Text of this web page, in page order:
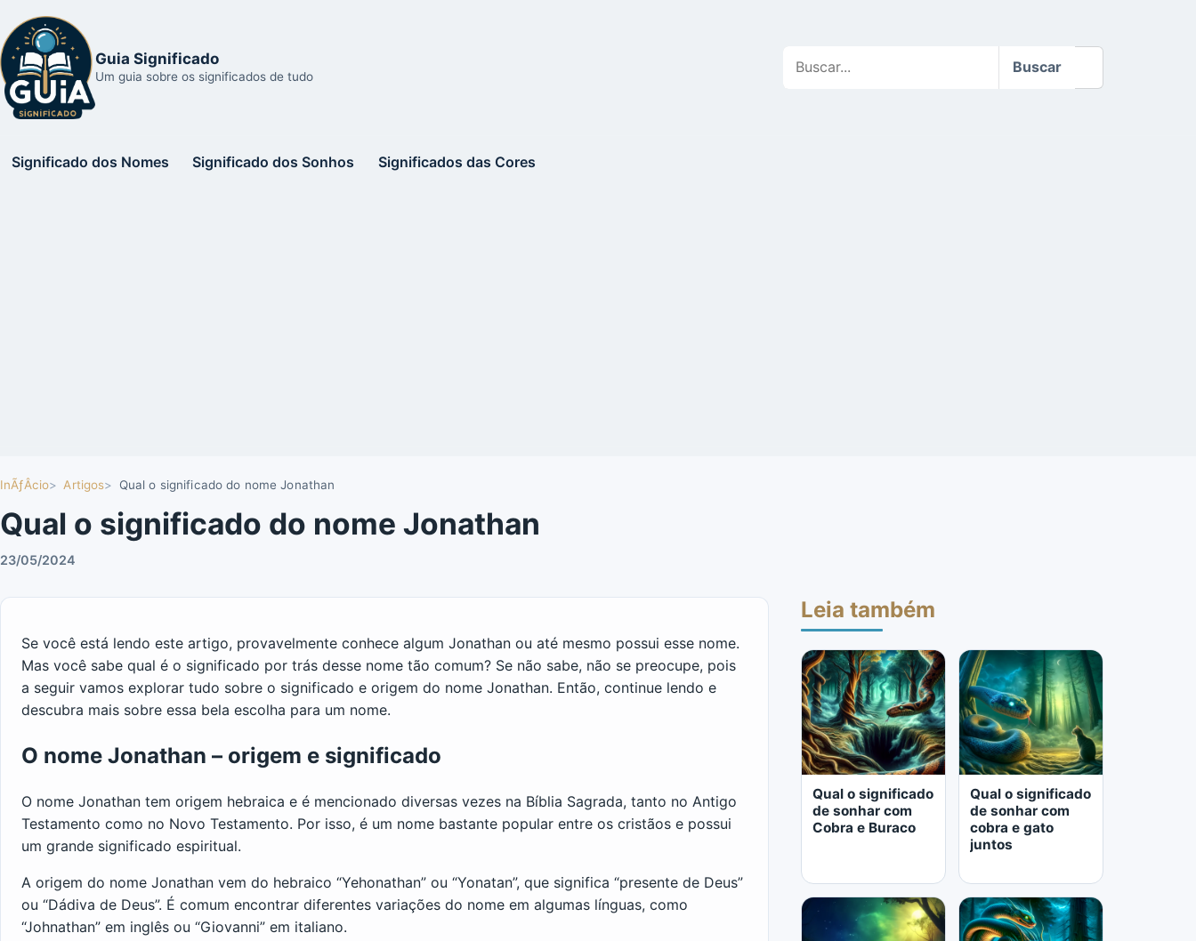
Guia Significado
Um guia sobre os significados de tudo
no
Buscar
Significado dos Nomes Significado dos Sonhos Significados das Cores
InÃƒÂ­cio Artigos Qual o significado do nome Jonathan
Qual o significado do nome Jonathan
23/05/2024
Se você está lendo este artigo, provavelmente conhece algum Jonathan ou até mesmo possui esse nome.
Mas você sabe qual é o significado por trás desse nome tão comum? Se não sabe, não se preocupe, pois
a seguir vamos explorar tudo sobre o significado e origem do nome Jonathan. Então, continue lendo e
descubra mais sobre essa bela escolha para um nome.
O nome Jonathan – origem e significado
O nome Jonathan tem origem hebraica e é mencionado diversas vezes na Bíblia Sagrada, tanto no Antigo
Testamento como no Novo Testamento. Por isso, é um nome bastante popular entre os cristãos e possui
um grande significado espiritual.
A origem do nome Jonathan vem do hebraico “Yehonathan” ou “Yonatan”, que significa “presente de Deus”
ou “Dádiva de Deus”. É comum encontrar diferentes variações do nome em algumas línguas, como
“Johnathan” em inglês ou “Giovanni” em italiano.
Leia também
Qual o significado
de sonhar com
Cobra e Buraco
Qual o significado
de sonhar com
cobra e gato
juntos